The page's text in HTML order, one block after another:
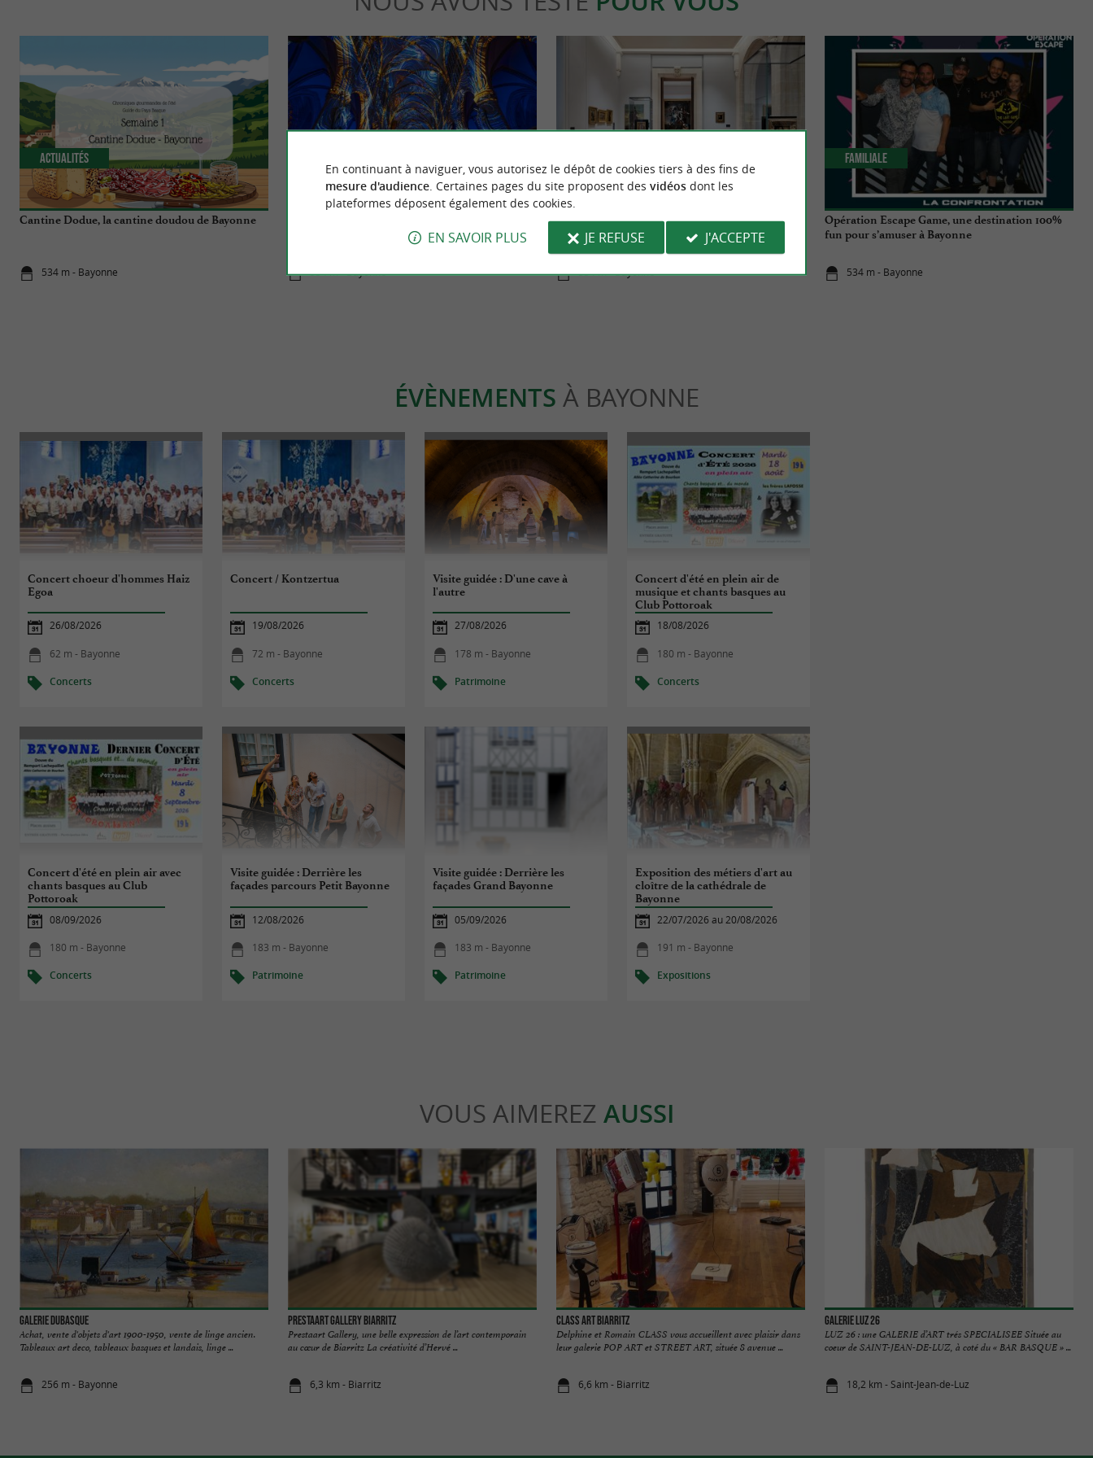
Cantine Dodue, la cantine doudou de Bayonne
534 m - Bayonne
Actualités
unique au cœur de la cathédrale Sainte-Marie
534 m - Bayonne
Le Musée Bonnat-Helleu de Bayonne réouvre ses
portes après 15 Ans de silence
534 m - Bayonne
Opération Escape Game, une destination 100%
fun pour s’amuser à Bayonne
534 m - Bayonne
Familiale
ÉVÈNEMENTS À BAYONNE
Concert choeur d'hommes Haiz
Egoa
26/08/2026
62 m - Bayonne
Concerts
Concert / Kontzertua
19/08/2026
72 m - Bayonne
Concerts
Visite guidée : D'une cave à
l'autre
27/08/2026
178 m - Bayonne
Patrimoine
Concert d'été en plein air de
musique et chants basques au
Club Pottoroak
18/08/2026
180 m - Bayonne
Concerts
Concert d'été en plein air avec
chants basques au Club
Pottoroak
08/09/2026
180 m - Bayonne
Concerts
Visite guidée : Derrière les
façades parcours Petit Bayonne
12/08/2026
183 m - Bayonne
Patrimoine
Visite guidée : Derrière les
façades Grand Bayonne
05/09/2026
183 m - Bayonne
Patrimoine
Exposition des métiers d'art au
cloître de la cathédrale de
Bayonne
22/07/2026 au 20/08/2026
191 m - Bayonne
Expositions
VOUS AIMEREZ AUSSI
Galerie Dubasque
Achat, vente d'objets d'art 1900-1950, vente de linge ancien.
Tableaux art deco, tableaux basques et landais, linge ...
256 m - Bayonne
Prestaart Gallery Biarritz
Prestaart Gallery, une belle expression de l’art contemporain
au cœur de Biarritz La créativité d’Hervé ...
6,3 km - Biarritz
Class Art Biarritz
Delphine et Romain CLASS vous accueillent avec plaisir dans
leur galerie POP ART et STREET ART, située 8 avenue ...
6,6 km - Biarritz
Galerie Luz 26
LUZ 26 : une GALERIE d’ART trés SPECIALISEE Située au
coeur de SAINT-JEAN-DE-LUZ, à coté du « BAR BASQUE » ...
18,2 km - Saint-Jean-de-Luz
En continuant à naviguer, vous autorisez le dépôt de cookies tiers à des fins de
mesure d'audience. Certaines pages du site proposent des vidéosdont les
plateformes déposent également des cookies.
EN SAVOIR PLUS JE REFUSE J'ACCEPTE